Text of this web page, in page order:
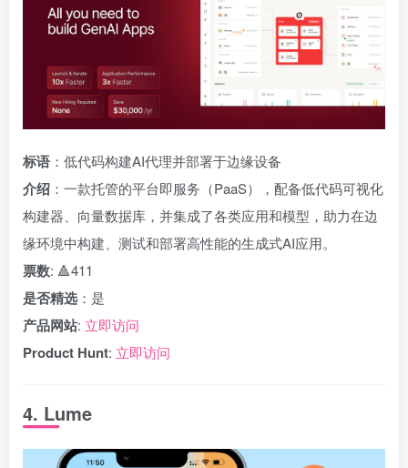
标语 ：低代码构建AI代理并部署于边缘设备
介绍 ：一款托管的平台即服务（PaaS），配备低代码可视化
构建器、向量数据库，并集成了各类应用和模型，助力在边
缘环境中构建、测试和部署高性能的生成式AI应用。
票数: 🔺411
是否精选 ：是
产品网站: 立即访问
Product Hunt: 立即访问
4. Lume